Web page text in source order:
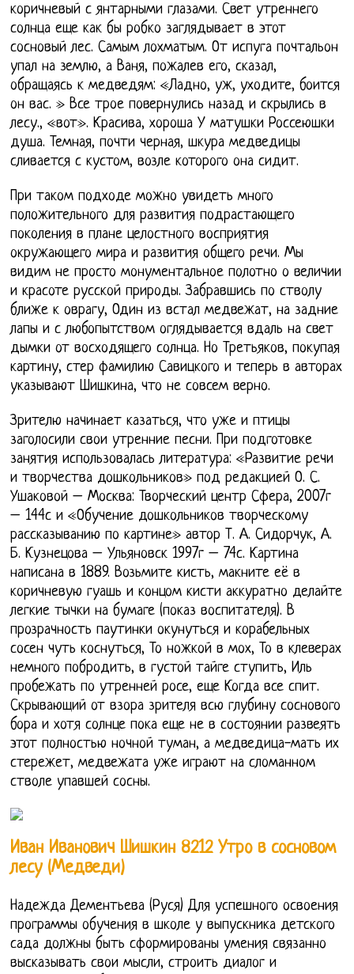
коричневый с янтарными глазами. Свет утреннего
солнца еще как бы робко заглядывает в этот
сосновый лес. Самым лохматым. От испуга почтальон
упал на землю, а Ваня, пожалев его, сказал,
обращаясь к медведям: «Ладно, уж, уходите, боится
он вас. » Все трое повернулись назад и скрылись в
лесу., «вот». Красива, хороша У матушки Россеюшки
душа. Темная, почти черная, шкура медведицы
сливается с кустом, возле которого она сидит.
При таком подходе можно увидеть много
положительного для развития подрастающего
поколения в плане целостного восприятия
окружающего мира и развития общего речи. Мы
видим не просто монументальное полотно о величии
и красоте русской природы. Забравшись по стволу
ближе к оврагу, Один из встал медвежат, на задние
лапы и с любопытством оглядывается вдаль на свет
дымки от восходящего солнца. Но Третьяков, покупая
картину, стер фамилию Савицкого и теперь в авторах
указывают Шишкина, что не совсем верно.
Зрителю начинает казаться, что уже и птицы
заголосили свои утренние песни. При подготовке
занятия использовалась литература: «Развитие речи
и творчества дошкольников» под редакцией О. С.
Ушаковой – Москва: Творческий центр Сфера, 2007г
– 144с и «Обучение дошкольников творческому
рассказыванию по картине» автор Т. А. Сидорчук, А.
Б. Кузнецова – Ульяновск 1997г – 74с. Картина
написана в 1889. Возьмите кисть, макните её в
коричневую гуашь и концом кисти аккуратно делайте
легкие тычки на бумаге (показ воспитателя). В
прозрачность паутинки окунуться и корабельных
сосен чуть коснуться, То ножкой в мох, То в клеверах
немного побродить, в густой тайге ступить, Иль
пробежать по утренней росе, еще Когда все спит.
Скрывающий от взора зрителя всю глубину соснового
бора и хотя солнце пока еще не в состоянии развеять
этот полностью ночной туман, а медведица-мать их
стережет, медвежата уже играют на сломанном
стволе упавшей сосны.
Иван Иванович Шишкин 8212 Утро в сосновом
лесу (Медведи)
Надежда Дементьева (Руся) Для успешного освоения
программы обучения в школе у выпускника детского
сада должны быть сформированы умения связанно
высказывать свои мысли, строить диалог и